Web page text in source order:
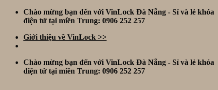
Skip
Chào mừng bạn đến với VinLock Đà Nẵng - Sỉ và lẻ khóa
điện tử tại miền Trung: 0906 252 257
Giới thiệu về VinLock >>
Chào mừng bạn đến với VinLock Đà Nẵng - Sỉ và lẻ khóa
điện tử tại miền Trung: 0906 252 257